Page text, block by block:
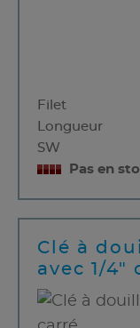
Filet
Longueur
SW
Pas en
Clé à
avec 1/4"